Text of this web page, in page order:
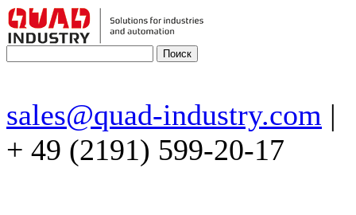
sales@quad-industry.com |
+ 49 (2191) 599-20-17